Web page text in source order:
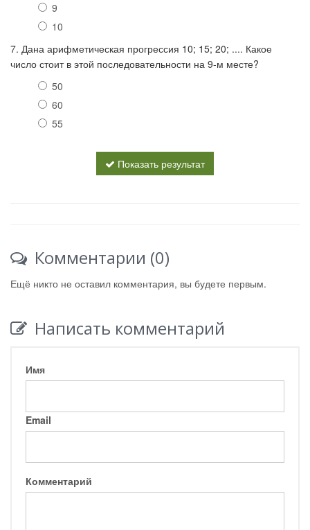
9
10
7. Дана арифметическая прогрессия 10; 15; 20; .... Какое
число стоит в этой последовательности на 9-м месте?
50
60
55
Показать результат
Комментарии (0)
Ещё никто не оставил комментария, вы будете первым.
Написать комментарий
Имя
Email
Комментарий